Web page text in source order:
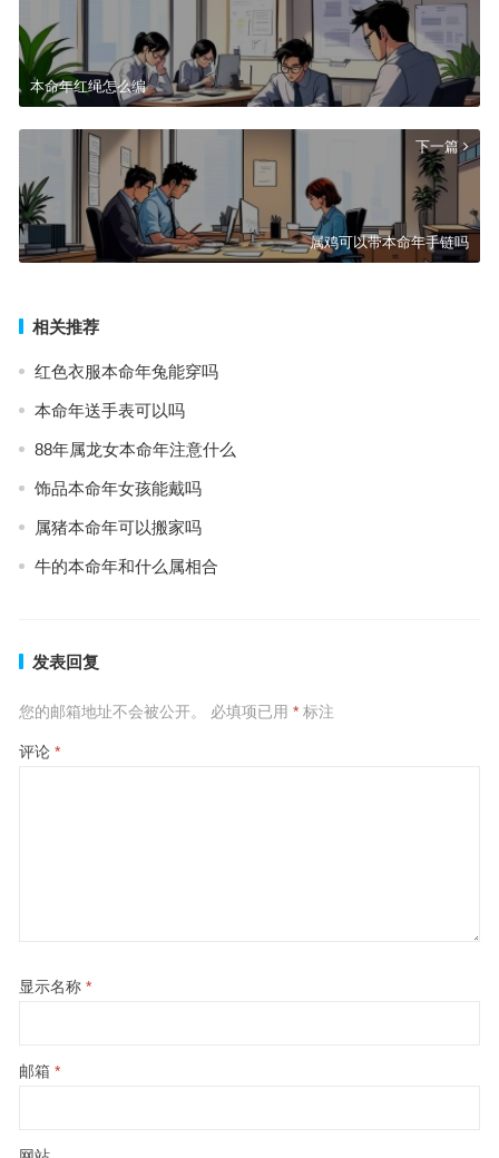
本命年红绳怎么编
下一篇
属鸡可以带本命年手链吗
相关推荐
红色衣服本命年兔能穿吗
本命年送手表可以吗
88年属龙女本命年注意什么
饰品本命年女孩能戴吗
属猪本命年可以搬家吗
牛的本命年和什么属相合
发表回复
您的邮箱地址不会被公开。 必填项已用 *标注
评论 *
显示名称 *
邮箱 *